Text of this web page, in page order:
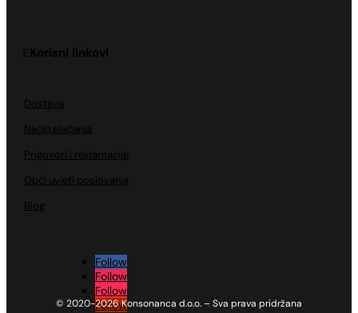
Korisni linkovi
Dostava
Način plaćanja
Prigovori i reklamacije
Opći uvjeti poslovanja
Blog
Follow
Follow
Follow
Follow
© 2020-2026 Konsonanca d.o.o. – Sva prava pridržana